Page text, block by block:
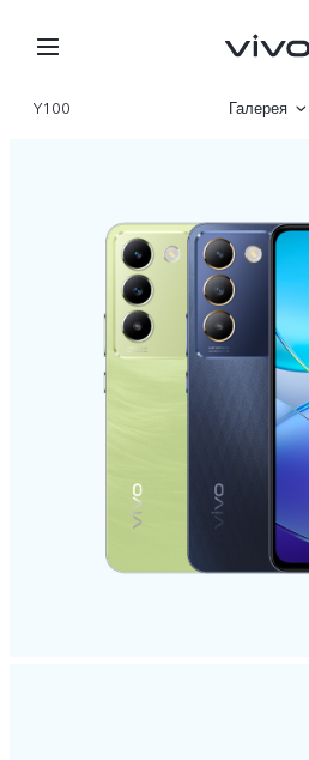
Uzbekistan |
Y100 Галерея